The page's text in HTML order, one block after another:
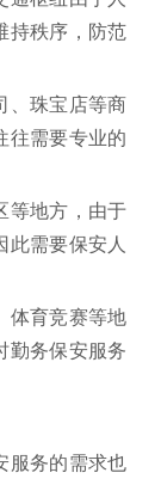
持秩序，防范
、珠宝店等商
往需要专业的
等地方，由于
此需要保安人
体育竞赛等地
勤务保安服务
服务的需求也